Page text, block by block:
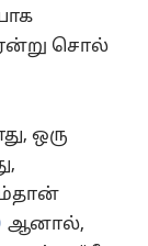
சொல்
ஒரு
ஆனால்,